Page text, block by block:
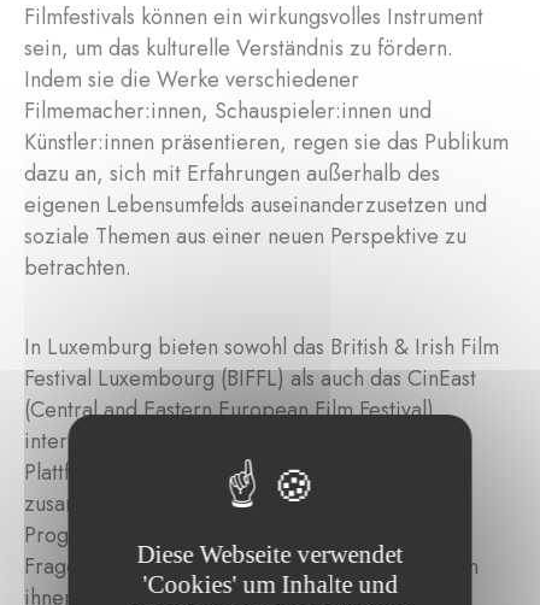
Filmfestivals können ein wirkungsvolles Instrument
sein, um das kulturelle Verständnis zu fördern.
Indem sie die Werke verschiedener
Filmemacher:innen, Schauspieler:innen und
Künstler:innen präsentieren, regen sie das Publikum
dazu an, sich mit Erfahrungen außerhalb des
eigenen Lebensumfelds auseinanderzusetzen und
soziale Themen aus einer neuen Perspektive zu
betrachten.
In Luxemburg bieten sowohl das British & Irish Film
Festival Luxembourg (BIFFL) als auch das CinEast
(Central and Eastern European Film Festival)
internationalen Filmschaffenden eine jährliche
Plattform, um ein vielfältiges Publikum
zusammenzubringen und durch spezielle
Programme mit Podiumsdiskussionen und
Fragerunden Diskussionen und Dialoge zwischen
ihnen zu ermöglichen.
Diese Webseite verwendet
'Cookies' um Inhalte und